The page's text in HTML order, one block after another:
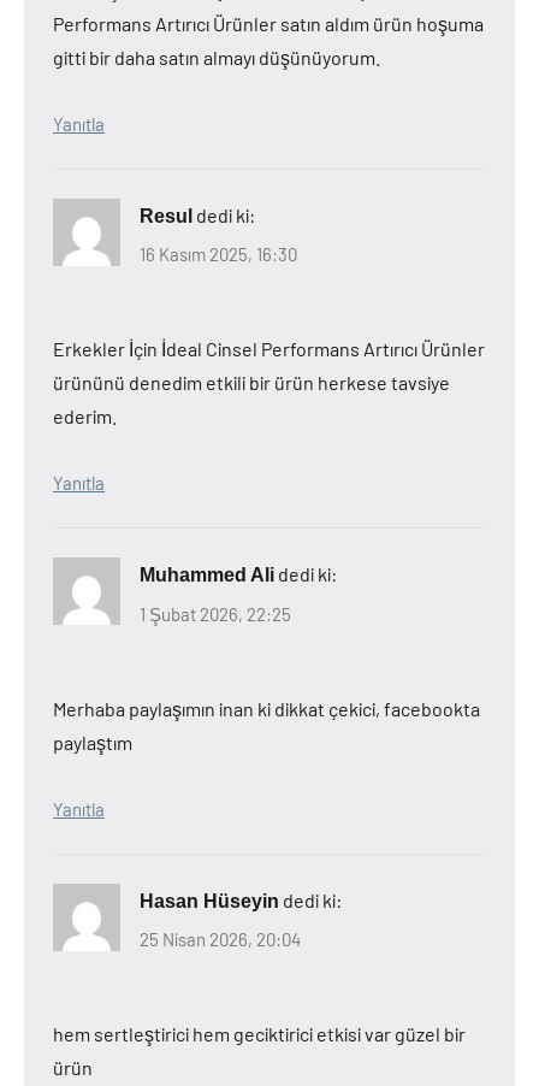
Performans Artırıcı Ürünler satın aldım ürün hoşuma
gitti bir daha satın almayı düşünüyorum.
Yanıtla
Resul dedi ki:
16 Kasım 2025, 16:30
Erkekler İçin İdeal Cinsel Performans Artırıcı Ürünler
ürününü denedim etkili bir ürün herkese tavsiye
ederim.
Yanıtla
Muhammed Ali dedi ki:
1 Şubat 2026, 22:25
Merhaba paylaşımın inan ki dikkat çekici, facebookta
paylaştım
Yanıtla
Hasan Hüseyin dedi ki:
25 Nisan 2026, 20:04
hem sertleştirici hem geciktirici etkisi var güzel bir
ürün